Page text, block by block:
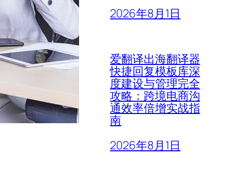
2026年8月1日
爱翻译出海翻译器
快捷回复模板库深
度建设与管理完全
攻略：跨境电商沟
通效率倍增实战指
南
2026年8月1日